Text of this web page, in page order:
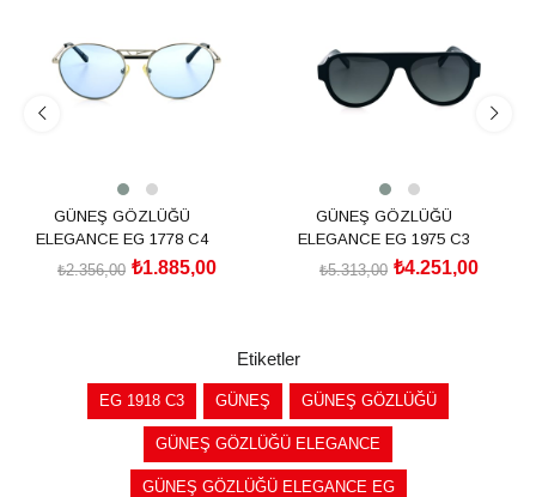
GÜNEŞ GÖZLÜĞÜ
ELEGANCE EG 1778 C4
₺1.885,00
₺2.356,00
GÜNEŞ GÖZLÜĞÜ
ELEGANCE EG 1975 C3
₺4.251,00
₺5.313,00
Etiketler
EG 1918 C3 GÜNEŞ GÜNEŞ GÖZLÜĞÜ
GÜNEŞ GÖZLÜĞÜ ELEGANCE
GÜNEŞ GÖZLÜĞÜ ELEGANCE EG